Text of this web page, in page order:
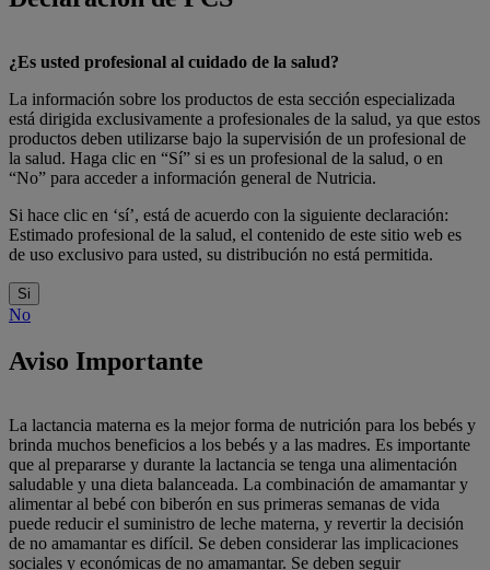
¿Es usted profesional al cuidado de la salud?
La información sobre los productos de esta sección especializada
está dirigida exclusivamente a profesionales de la salud, ya que estos
productos deben utilizarse bajo la supervisión de un profesional de
la salud. Haga clic en “Sí” si es un profesional de la salud, o en
“No” para acceder a información general de Nutricia.
Si hace clic en ‘sí’, está de acuerdo con la siguiente declaración:
Estimado profesional de la salud, el contenido de este sitio web es
de uso exclusivo para usted, su distribución no está permitida.
Si
No
Aviso Importante
La lactancia materna es la mejor forma de nutrición para los bebés y
brinda muchos beneficios a los bebés y a las madres. Es importante
que al prepararse y durante la lactancia se tenga una alimentación
saludable y una dieta balanceada. La combinación de amamantar y
alimentar al bebé con biberón en sus primeras semanas de vida
puede reducir el suministro de leche materna, y revertir la decisión
de no amamantar es difícil. Se deben considerar las implicaciones
sociales y económicas de no amamantar. Se deben seguir